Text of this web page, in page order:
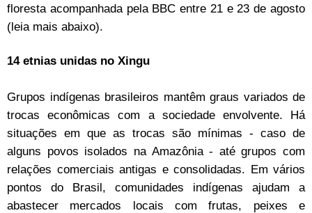
floresta acompanhada pela BBC entre 21 e 23 de agosto
(leia mais abaixo).
14 etnias unidas no Xingu
Grupos indígenas brasileiros mantêm graus variados de
trocas econômicas com a sociedade envolvente. Há
situações em que as trocas são mínimas - caso de
alguns povos isolados na Amazônia - até grupos com
relações comerciais antigas e consolidadas. Em vários
pontos do Brasil, comunidades indígenas ajudam a
abastecer mercados locais com frutas, peixes e